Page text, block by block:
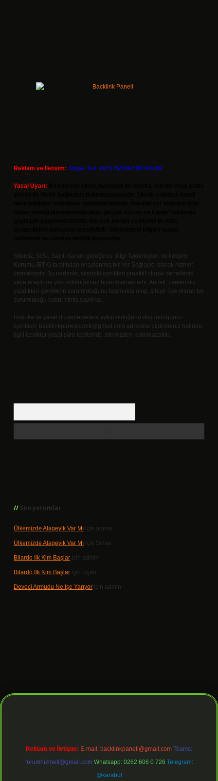
Reklam ve İletişim: Skype: live:.cid.575569c608265c69
Yasal Uyarı:
Sitemiz, 5651 Sayılı Kanun gereğince Bilgi Teknolojileri ve İletişim
Kurumu (BTK) tarafından onaylanmış bir Yer Sağlayıcı olarak hizmet
vermektedir. Bu nedenle, sitedeki içerikleri proaktif olarak denetleme
veya araştırma yükümlülüğümüz bulunmamaktadır. Ancak, üyelerimiz
yazdıkları içeriklerin sorumluluğunu taşımakta olup, siteye üye olarak bu
sorumluluğu kabul etmiş sayılırlar.
Hukuka ve yasal düzenlemelere aykırı olduğunu düşündüğünüz
içerikleri, backlinkpanelicomtr@gmail.com adresine bildirmeniz halinde,
ilgili içerikler yasal süre içerisinde sitemizden kaldırılacaktır.
Son yorumlar
Ülkemizde Alageyik Var Mı için admin
Ülkemizde Alageyik Var Mı için Sinan
Bilardo Ilk Kim Başlar için admin
Bilardo Ilk Kim Başlar için Uçan
Deveci Armudu Ne Işe Yarıyor için admin
giriş
Reklam ve İletişim: E-mail: backlinkpaneli@gmail.com Teams:
forumhizmeti@gmail.com Whatsapp: 0262 606 0 726 Telegram:
@karabul